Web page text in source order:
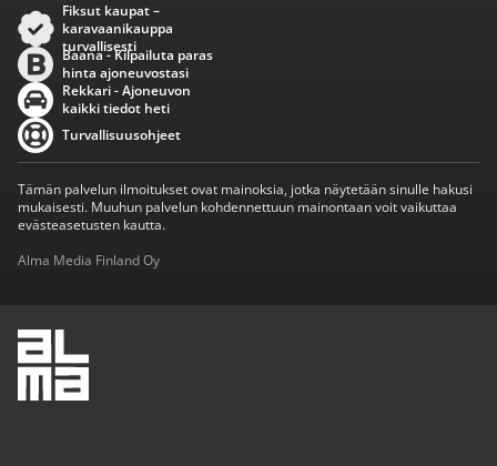
Fiksut kaupat –
karavaanikauppa
turvallisesti
Baana - Kilpailuta paras
hinta ajoneuvostasi
Rekkari - Ajoneuvon
kaikki tiedot heti
Turvallisuusohjeet
Tämän palvelun ilmoitukset ovat mainoksia, jotka näytetään sinulle hakusi
mukaisesti. Muuhun palvelun kohdennettuun mainontaan voit vaikuttaa
evästeasetusten kautta.
Alma Media Finland Oy